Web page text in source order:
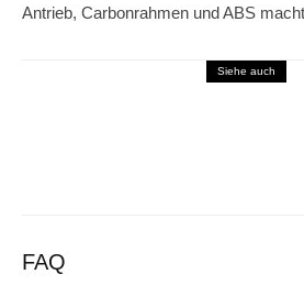
Antrieb, Carbonrahmen und ABS
Siehe auch
FAQ